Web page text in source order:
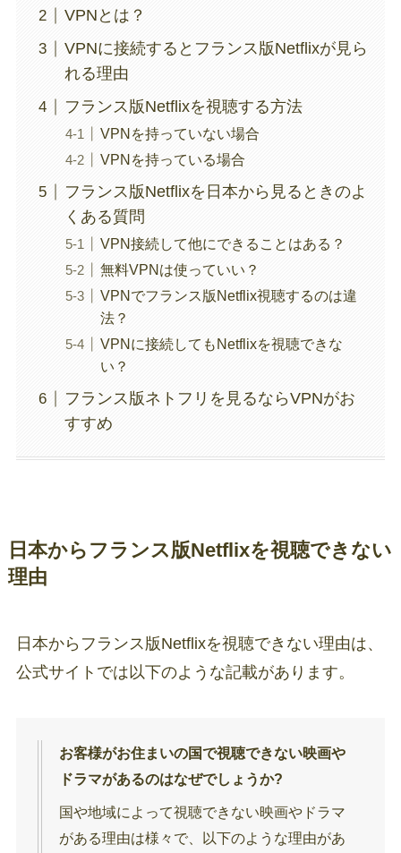
VPNとは？
VPNに接続するとフランス版Netflixが見ら
れる理由
フランス版Netflixを視聴する方法
VPNを持っていない場合
VPNを持っている場合
フランス版Netflixを日本から見るときのよ
くある質問
VPN接続して他にできることはある？
無料VPNは使っていい？
VPNでフランス版Netflix視聴するのは違
法？
VPNに接続してもNetflixを視聴できな
い？
フランス版ネトフリを見るならVPNがお
すすめ
日本からフランス版Netflixを視聴できない
理由
日本からフランス版Netflixを視聴できない理由は、
公式サイトでは以下のような記載があります。
お客様がお住まいの国で視聴できない映画や
ドラマがあるのはなぜでしょうか?
国や地域によって視聴できない映画やドラマ
がある理由は様々で、以下のような理由があ